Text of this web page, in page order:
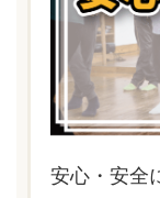
安心・安全